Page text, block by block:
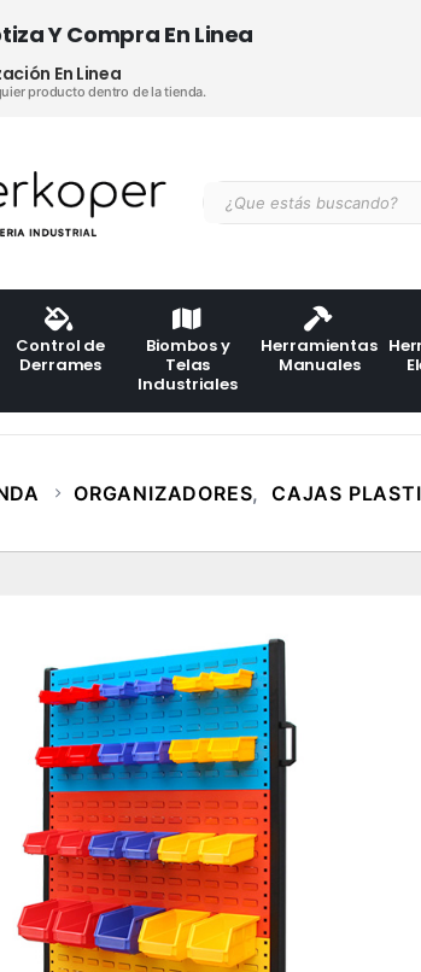
Y Compra En Linea
En Linea
producto dentro de la tienda.
Control de
Derrames
Biombos y
Telas
Industriales
Herramientas
Manuales
ORGANIZADORES, CAJAS